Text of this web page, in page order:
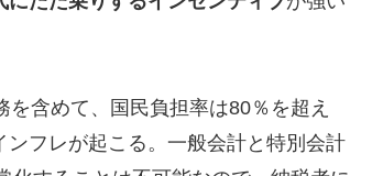
含めて、国民負担率は80％を超え
フレが起こる。一般会計と特別会計